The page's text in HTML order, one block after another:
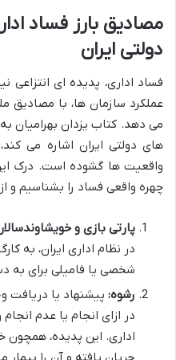
مصادیق بارز فساد
دولتی ایران
فساد اداری، پدیده ای انتزاعی
عملکرد سازمان ها، با مصادیق
می دهد. کتاب یزدان بهرامیان
های دولتی ایران اشاره می
واقعیت ها گشوده است. درک
چهره واقعی فساد را بشناسیم و
پارتی بازی و
در نظام اداری ایران، به
شخصی یا فامیلی برای به
رشوه: پیشنهاد یا دریافت
در ازای انجام یا عدم
اداری. این پدیده، همچون